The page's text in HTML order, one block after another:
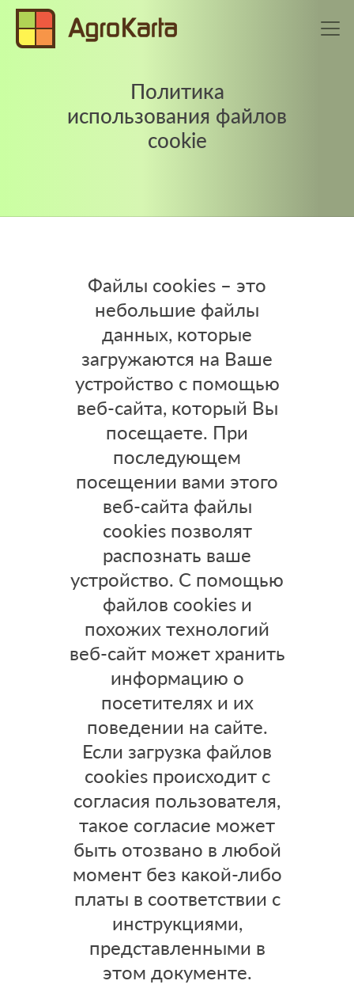
Политика
использования файлов
cookie
Файлы cookies – это
небольшие файлы
данных, которые
загружаются на Ваше
устройство с помощью
веб-сайта, который Вы
посещаете. При
последующем
посещении вами этого
веб-сайта файлы
cookies позволят
распознать ваше
устройство. С помощью
файлов cookies и
похожих технологий
веб-сайт может хранить
информацию о
посетителях и их
поведении на сайте.
Если загрузка файлов
cookies происходит с
согласия пользователя,
такое согласие может
быть отозвано в любой
момент без какой-либо
платы в соответствии с
инструкциями,
представленными в
этом документе.